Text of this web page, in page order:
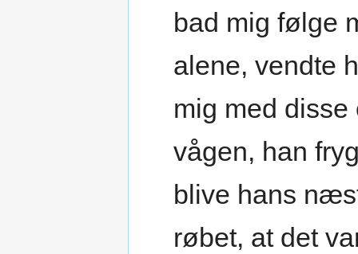
bad mig følge
alene, vendte
mig med
vågen, han
blive hans
røbet, at det